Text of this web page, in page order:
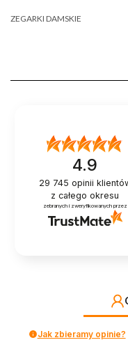
ZEGARKI DAMSKIE
4.9
29 745 opinii
z całego okresu
zebranych i zweryfikowanych przez
Jak zbieramy opinie?